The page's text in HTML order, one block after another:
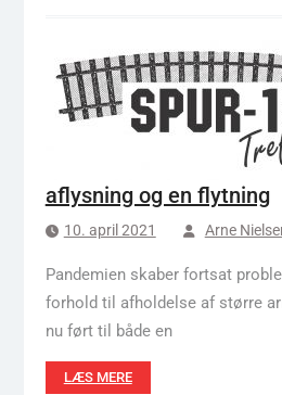
aflysning og en flytning
10. april 2021 Arne
Pandemien skaber fortsat
forhold til afholdelse af større
nu ført til både en
LÆS MERE